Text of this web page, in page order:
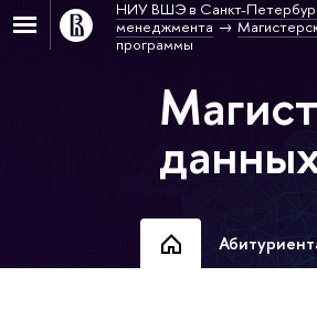
НИУ ВШЭ в Санкт-
менеджмента
программы